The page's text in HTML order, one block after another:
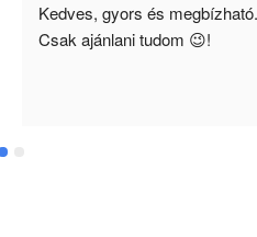
Kedves, gyors és megbízható.
Csak ajánlani tudom 😉!